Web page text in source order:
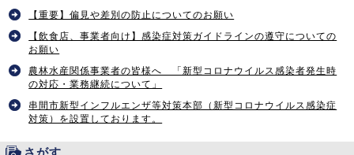
【重要】偏見や差別の防止についてのお願い
【飲食店、事業者向け】感染症対策ガイドラインの遵守についての
お願い
農林水産関係事業者の皆様へ 「新型コロナウイルス感染者発生時
の対応・業務継続について」
串間市新型インフルエンザ等対策本部（新型コロナウイルス感染症
対策）を設置しております。